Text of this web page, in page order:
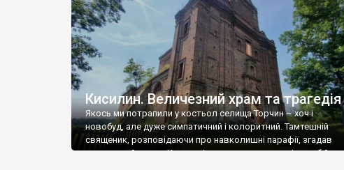
Кисилин. Величезний храм та трагедія
Якось ми потрапили у костьол селища Торчин – хоч і
новобуд, але дуже симпатичний і колоритний. Тамтешній
священик, розповідаючи про навколишні парафії, згадав
величезний храм у Кисилині – мовляв, дуже хотілося б його